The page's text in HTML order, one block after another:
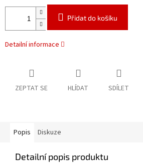
Přidat do košíku
Detailní informace
ZEPTAT SE HLÍDAT SDÍLET
Popis Diskuze
Detailní popis produktu